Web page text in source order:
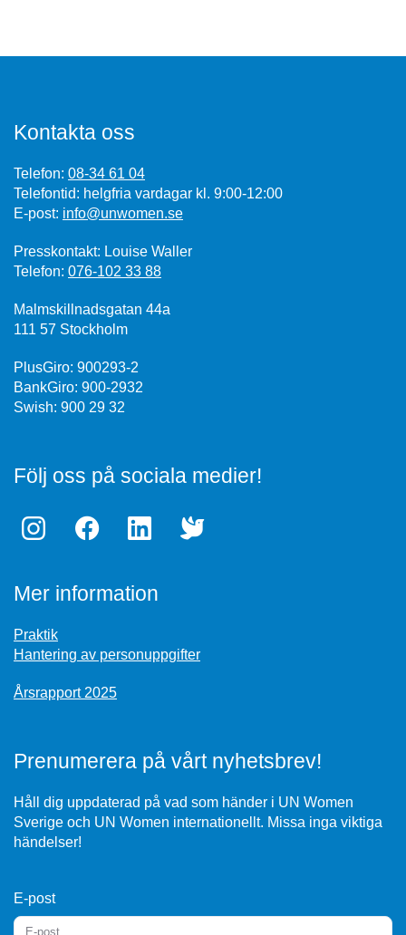
Kontakta oss
Telefon: 08-34 61 04
Telefontid: helgfria vardagar kl. 9:00-12:00
E-post: info@unwomen.se
Presskontakt: Louise Waller
Telefon: 076-102 33 88
Malmskillnadsgatan 44a
111 57 Stockholm
PlusGiro: 900293-2
BankGiro: 900-2932
Swish: 900 29 32
Följ oss på sociala medier!
Mer information
Praktik
Hantering av personuppgifter
Årsrapport 2025
Prenumerera på vårt nyhetsbrev!
Håll dig uppdaterad på vad som händer i UN Women
Sverige och UN Women internationellt. Missa inga viktiga
händelser!
E-post